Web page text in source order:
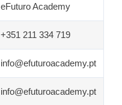
eFuturo Academy
+351 211 334 719
info@efuturoacademy.pt
info@efuturoacademy.pt